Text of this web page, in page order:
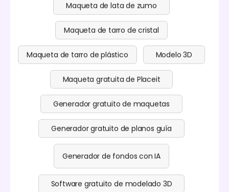
Maqueta de lata de zumo
Maqueta de tarro de cristal
Maqueta de tarro de plástico Modelo 3D
Maqueta gratuita de Placeit
Generador gratuito de maquetas
Generador gratuito de planos guía
Generador de fondos con IA
Software gratuito de modelado 3D